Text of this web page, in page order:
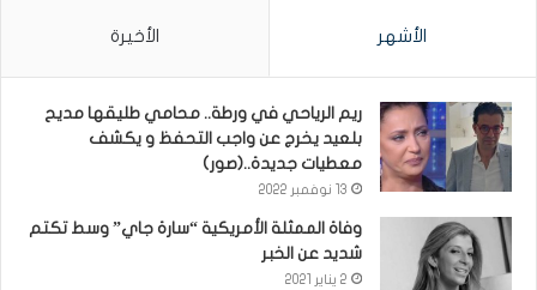
الأشهر الأخيرة
ريم الرياحي في ورطة.. محامي طليقها مديح
بلعيد يخرج عن واجب التحفظ و يكشف
معطيات جديدة..(صور)
13 نوفمبر 2022
وفاة الممثلة الأمريكية “سارة جاي” وسط تكتم
شديد عن الخبر
2 يناير 2021